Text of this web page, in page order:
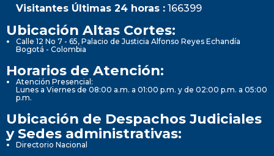
Visitantes Últimas 24 horas : 166399
Ubicación Altas Cortes:
Calle 12 No 7 - 65, Palacio de Justicia Alfonso Reyes Echandía
Bogotá - Colombia
Horarios de Atención:
Atención Presencial:
Lunes a Viernes de 08:00 a.m. a 01:00 p.m. y de 02:00 p.m. a 05:00
p.m.
Ubicación de Despachos Judiciales
y Sedes administrativas:
Directorio Nacional